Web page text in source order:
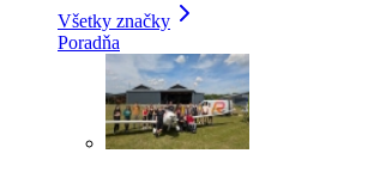
Všetky značky
Poradňa